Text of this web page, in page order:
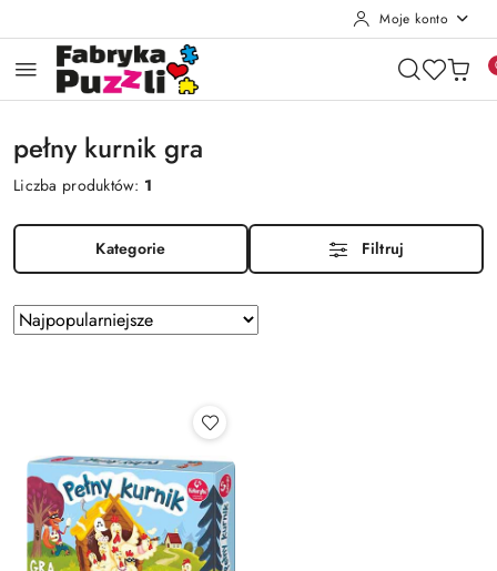
Moje konto
pełny kurnik gra
Liczba produktów: 1
Kategorie Filtruj
Zastosowano
sortowanie:
Sortuj
według